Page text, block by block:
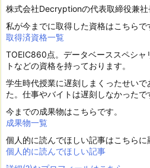
株式会社Decryptionの代表取締役兼社
私が今までに取得した資格はこちらで
取得済資格一覧
TOEIC860点。データベーススペシャ
トなどの資格を持っております。
学生時代授業に遅刻しまくったせい
た。仕事やバイトは遅刻しなかったで
今までの成果物はこちらです。
成果物一覧
個人的に読んでほしい記事はこちらに
個人的に読んでほしい記事